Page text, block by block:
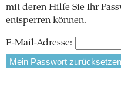
mit deren Hilfe Sie Ihr
entsperren können.
E-Mail-Adresse: